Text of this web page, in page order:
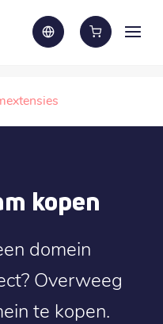
kopen
domein
Overweeg
te kopen.